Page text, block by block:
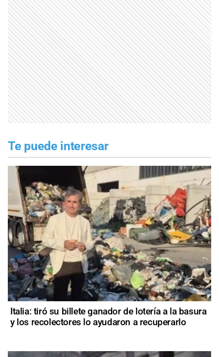
Te puede interesar
Italia: tiró su billete ganador de lotería a la basura
y los recolectores lo ayudaron a recuperarlo